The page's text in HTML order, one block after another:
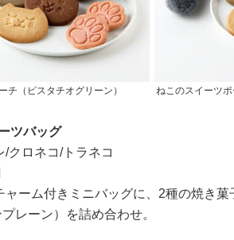
チ（ピスタチオグリーン） ねこのスイーツポ
ツバッグ
/クロネコ/トラネコ
ャーム付きミニバッグに、2種の焼き菓
レーン）を詰め合わせ。